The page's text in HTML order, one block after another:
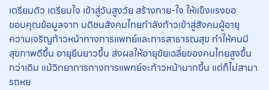
เตรียมตัว เตรียมใจ เข้าสู่วันสูงวัย สร้างกาย-ใจ ให้แข็งแรงขอ
ขอบคุณข้อมูลจาก มติชนสังคมไทยกำลังก้าวเข้าสู่สังคมผู้อายุ
ความเจริญก้าวหน้าทางการแพทย์และการสาธารณสุข ทำให้คนมี
สุขภาพดีขึ้น อายุยืนยาวขึ้น ส่งผลให้อายุขัยเฉลี่ยของคนไทยสูงขึ้น
กว่าเดิม แม้วิทยาการทางการแพทย์จะก้าวหน้ามากขึ้น แต่ก็ไม่สามา
รถหย